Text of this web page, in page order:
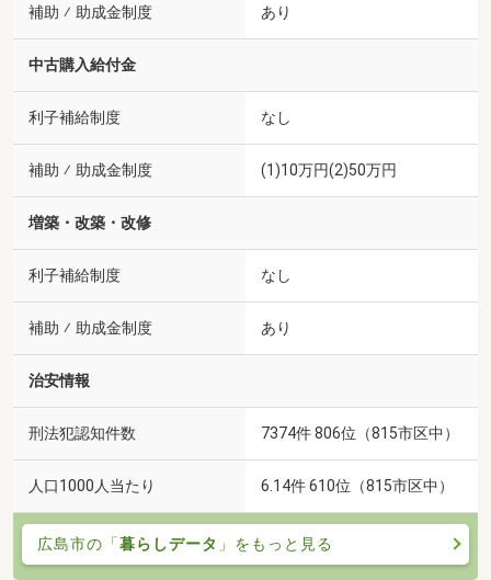
補助 ⁄ 助成金制度 あり
中古購入給付金
利子補給制度 なし
補助 ⁄ 助成金制度 (1)10万円(2)50万円
増築・改築・改修
利子補給制度 なし
補助 ⁄ 助成金制度 あり
治安情報
刑法犯認知件数 7374件 806位（815市区中）
人口1000人当たり 6.14件 610位（815市区中）
広島市の「暮らしデータ 」をもっと見る